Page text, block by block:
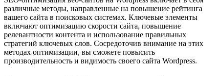
различные методы, направленные на повышение рейтинга
вашего сайта в поисковых системах. Ключевые элементы
включают оптимизацию скорости сайта, повышение
релевантности контента и использование правильных
стратегий ключевых слов. Сосредоточив внимание на этих
методах оптимизации, вы сможете повысить
производительность и видимость своего сайта Wordpress.